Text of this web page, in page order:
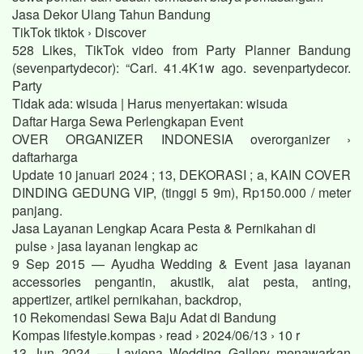
Jasa Dekor Ulang Tahun Bandung
TikTok tiktok › Discover
528 Likes, TikTok video from Party Planner Bandung
(sevenpartydecor): “Cari. 41.4K1w ago. sevenpartydecor.
Party
Tidak ada: wisuda ‎| Harus menyertakan: wisuda
Daftar Harga Sewa Perlengkapan Event
OVER ORGANIZER INDONESIA overorganizer ›
daftarharga
Update 10 januari 2024 ; 13, DEKORASI ; a, KAIN COVER
DINDING GEDUNG VIP, (tinggi 5 9m), Rp150.000 / meter
panjang.
Jasa Layanan Lengkap Acara Pesta & Pernikahan di
pulse › jasa layanan lengkap ac
9 Sep 2015 — Ayudha Wedding & Event jasa layanan
accessories pengantin, akustik, alat pesta, anting,
appertizer, artikel pernikahan, backdrop,
10 Rekomendasi Sewa Baju Adat di Bandung
Kompas lifestyle.kompas › read › 2024/06/13 › 10 r